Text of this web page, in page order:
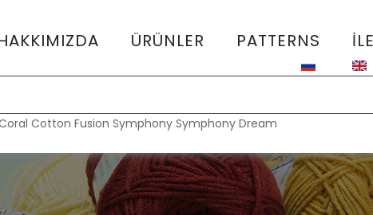
ÜRÜNLER PATTERNS
Cotton Fusion Symphony Symphony Dream